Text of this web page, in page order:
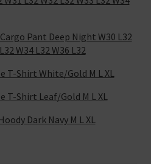
Pant Deep Night W30 L32
W34 L32 W36 L32
T-Shirt White/Gold M L XL
T-Shirt Leaf/Gold M L XL
Dark Navy M L XL